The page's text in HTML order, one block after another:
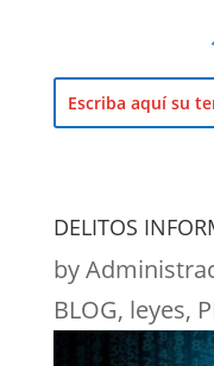
DELITOS
by
BLOG, leyes,